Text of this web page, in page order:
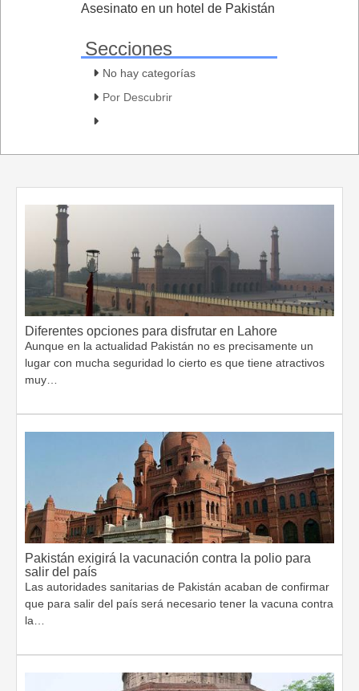
Asesinato en un hotel de Pakistán
Secciones
No hay categorías
Por Descubrir
Diferentes opciones para disfrutar en Lahore
Aunque en la actualidad Pakistán no es precisamente un
lugar con mucha seguridad lo cierto es que tiene atractivos
muy…
Pakistán exigirá la vacunación contra la polio para
salir del país
Las autoridades sanitarias de Pakistán acaban de confirmar
que para salir del país será necesario tener la vacuna contra
la…